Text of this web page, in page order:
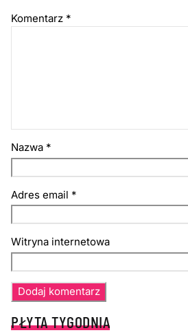
Komentarz *
Nazwa *
Adres email *
Witryna internetowa
PŁYTA TYGODNIA